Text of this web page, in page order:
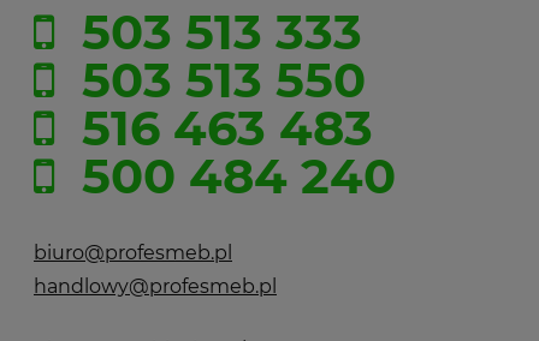
503 513 333
503 513 550
516 463 483
500 484 240
biuro@profesmeb.pl
handlowy@profesmeb.pl